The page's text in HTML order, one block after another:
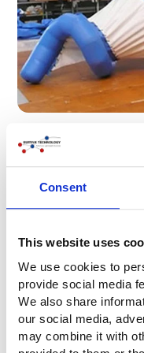
Consent
This website uses
We use cookies to
provide social media
We also share
our social media,
may combine it with